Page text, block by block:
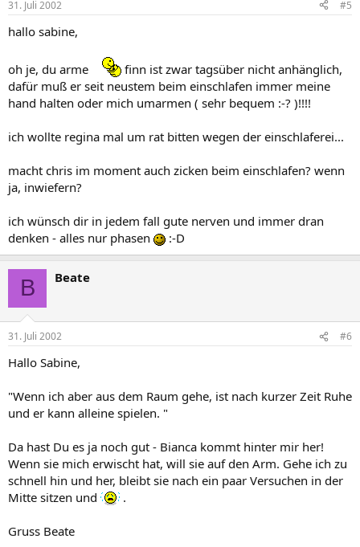
31. Juli 2002 #5
hallo sabine,
oh je, du arme
finn ist zwar tagsüber nicht anhänglich,
dafür muß er seit neustem beim einschlafen immer meine
hand halten oder mich umarmen ( sehr bequem :-? )!!!!
ich wollte regina mal um rat bitten wegen der einschlaferei...
macht chris im moment auch zicken beim einschlafen? wenn
ja, inwiefern?
ich wünsch dir in jedem fall gute nerven und immer dran
denken - alles nur phasen
:-D
B Beate
31. Juli 2002 #6
Hallo Sabine,
"Wenn ich aber aus dem Raum gehe, ist nach kurzer Zeit Ruhe
und er kann alleine spielen. "
Da hast Du es ja noch gut - Bianca kommt hinter mir her!
Wenn sie mich erwischt hat, will sie auf den Arm. Gehe ich zu
schnell hin und her, bleibt sie nach ein paar Versuchen in der
Mitte sitzen und
.
Gruss Beate